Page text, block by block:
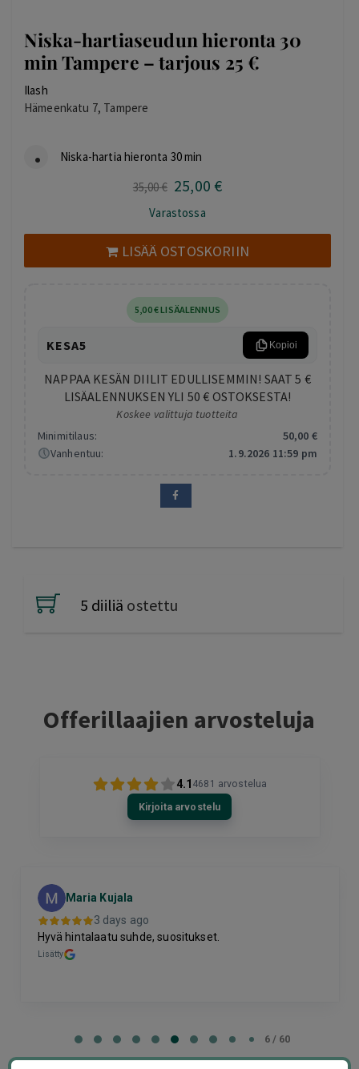
Niska-hartiaseudun hieronta 30
min Tampere – tarjous 25 €
Ilash
Hämeenkatu 7, Tampere
Niska-hartia hieronta 30 min
35,00€ Alkuperäinen
oli:
35,00 €.
25,00 €Nykyinen
25,00 €.
Varastossa
LISÄÄ OSTOSKORIIN
5,00€LISÄALENNUS
KESA5 Kopioi
NAPPAA KESÄN DIILIT EDULLISEMMIN! SAAT 5 €
LISÄALENNUKSEN YLI 50 € OSTOKSESTA!
Koskee valittuja tuotteita
Minimitilaus:
50,00 €
Vanhentuu:
1.9.2026 11:59 pm
5 diiliä ostettu
Offerillaajien arvosteluja
4.1 4681 arvostelua
Kirjoita arvostelu
Maria Kujala
3 days ago
Hyvä hintalaatu suhde, suositukset.
Lisätty
6 / 60